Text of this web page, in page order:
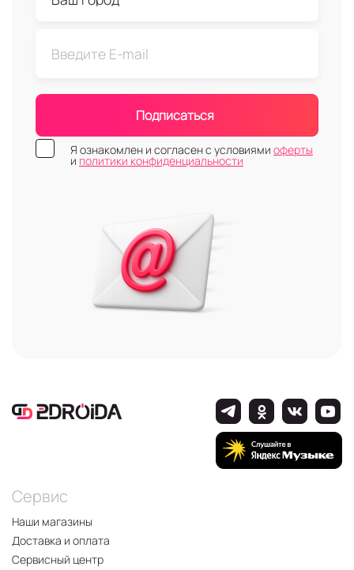
Подписаться
Я ознакомлен и согласен с условиями оферты
и политики конфиденциальности
Сервис
Наши магазины
Доставка и оплата
Сервисный центр